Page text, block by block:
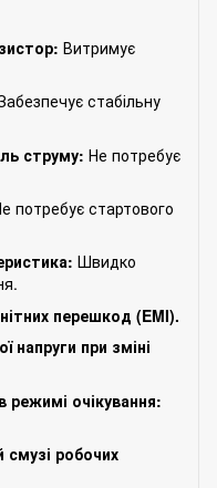
Витримує
стабільну
струму: Не потребує
потребує стартового
Швидко
перешкод (EMI).
напруги при зміні
режимі очікування:
смузі робочих